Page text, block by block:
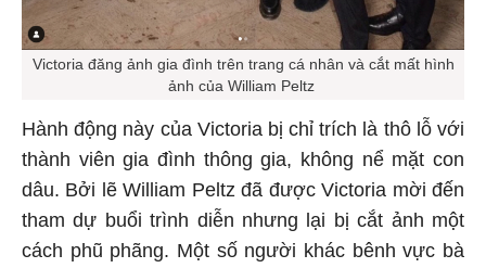
Victoria đăng ảnh gia đình trên trang cá nhân và cắt mất hình
ảnh của William Peltz
Hành động này của Victoria bị chỉ trích là thô lỗ với
thành viên gia đình thông gia, không nể mặt con
dâu. Bởi lẽ William Peltz đã được Victoria mời đến
tham dự buổi trình diễn nhưng lại bị cắt ảnh một
cách phũ phãng. Một số người khác bênh vực bà